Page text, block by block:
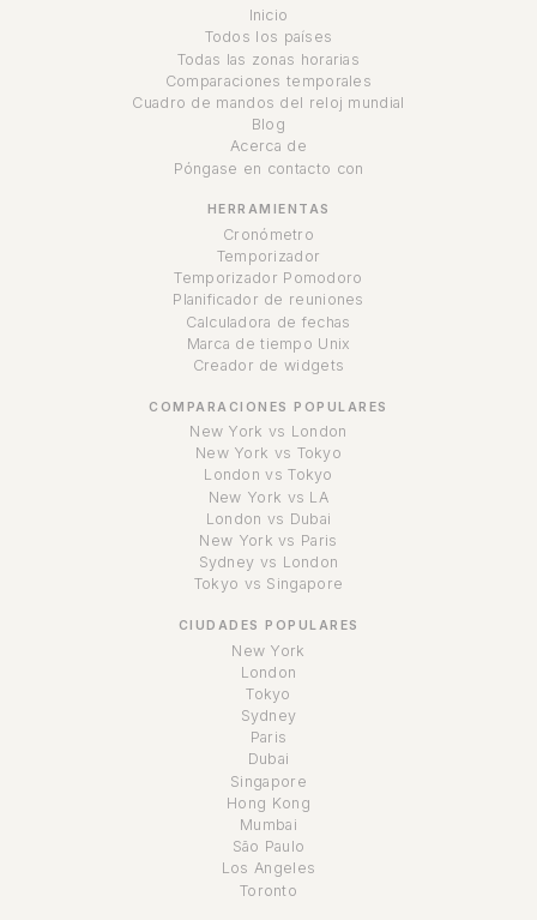
Inicio
Todos los países
Todas las zonas horarias
Comparaciones temporales
Cuadro de mandos del reloj mundial
Blog
Acerca de
Póngase en contacto con
HERRAMIENTAS
Cronómetro
Temporizador
Temporizador Pomodoro
Planificador de reuniones
Calculadora de fechas
Marca de tiempo Unix
Creador de widgets
COMPARACIONES POPULARES
New York vs London
New York vs Tokyo
London vs Tokyo
New York vs LA
London vs Dubai
New York vs Paris
Sydney vs London
Tokyo vs Singapore
CIUDADES POPULARES
New York
London
Tokyo
Sydney
Paris
Dubai
Singapore
Hong Kong
Mumbai
São Paulo
Los Angeles
Toronto